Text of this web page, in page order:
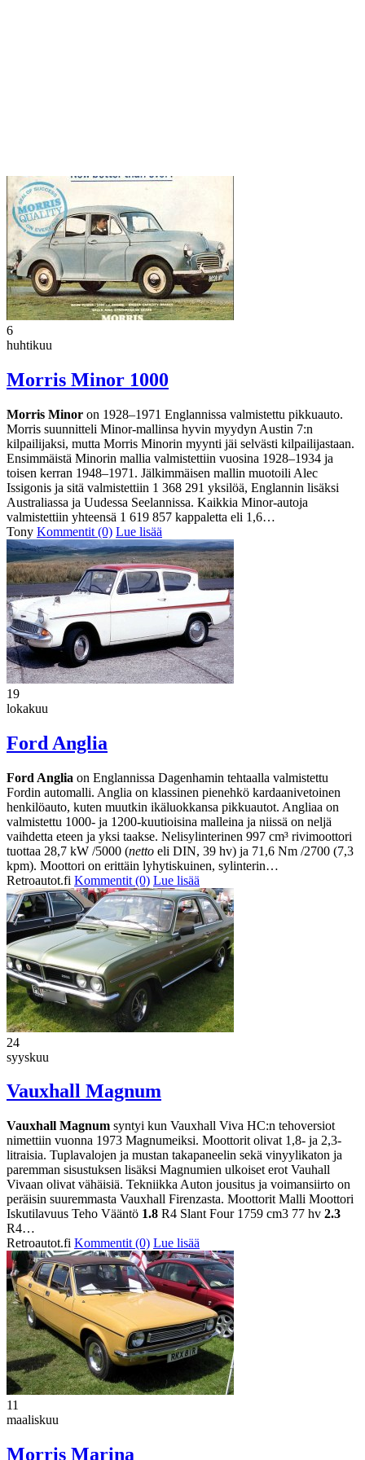
6
huhtikuu
Morris Minor 1000
Morris Minor on 1928–1971 Englannissa valmistettu pikkuauto.
Morris suunnitteli Minor-mallinsa hyvin myydyn Austin 7:n
kilpailijaksi, mutta Morris Minorin myynti jäi selvästi kilpailijastaan.
Ensimmäistä Minorin mallia valmistettiin vuosina 1928–1934 ja
toisen kerran 1948–1971. Jälkimmäisen mallin muotoili Alec
Issigonis ja sitä valmistettiin 1 368 291 yksilöä, Englannin lisäksi
Australiassa ja Uudessa Seelannissa. Kaikkia Minor-autoja
valmistettiin yhteensä 1 619 857 kappaletta eli 1,6…
Tony Kommentit (0) Lue lisää
19
lokakuu
Ford Anglia
Ford Anglia on Englannissa Dagenhamin tehtaalla valmistettu
Fordin automalli. Anglia on klassinen pienehkö kardaanivetoinen
henkilöauto, kuten muutkin ikäluokkansa pikkuautot. Angliaa on
valmistettu 1000- ja 1200-kuutioisina malleina ja niissä on neljä
vaihdetta eteen ja yksi taakse. Nelisylinterinen 997 cm³ rivimoottori
tuottaa 28,7 kW /5000 (netto eli DIN, 39 hv) ja 71,6 Nm /2700 (7,3
kpm). Moottori on erittäin lyhytiskuinen, sylinterin…
Retroautot.fi Kommentit (0) Lue lisää
24
syyskuu
Vauxhall Magnum
Vauxhall Magnum syntyi kun Vauxhall Viva HC:n tehoversiot
nimettiin vuonna 1973 Magnumeiksi. Moottorit olivat 1,8- ja 2,3-
litraisia. Tuplavalojen ja mustan takapaneelin sekä vinyylikaton ja
paremman sisustuksen lisäksi Magnumien ulkoiset erot Vauhall
Vivaan olivat vähäisiä. Tekniikka Auton jousitus ja voimansiirto on
peräisin suuremmasta Vauxhall Firenzasta. Moottorit Malli Moottori
Iskutilavuus Teho Vääntö 1.8 R4 Slant Four 1759 cm3 77 hv 2.3
R4…
Retroautot.fi Kommentit (0) Lue lisää
11
maaliskuu
Morris Marina